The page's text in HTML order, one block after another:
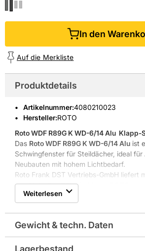
In den
Auf die Merkliste
Produktdetails
Artikelnummer:4080210023
Hersteller:ROTO
Roto WDF R89G K WD-6/14 Alu 
Das Roto WDF R89G K WD-6/14 Alu ist
Schwingfenster für Steildächer, ideal für
Neubauten mit hohem Lichtbedarf.
Roto Frank DST Vertriebs-GmbH liefert
bewährte Qualität; die Marke ROTO
Beschlagtechnik und
Blendrahmenmaß 650 x 1400 mm
Außenabdeckung aus Aluminium
Innenoberfläche in Kunststoff weiß
Geeignet für Steildächer
Modellreihe R89 Kunst. + Holz
Weiterlesen
Gewicht & techn. Daten
Lagerbestand